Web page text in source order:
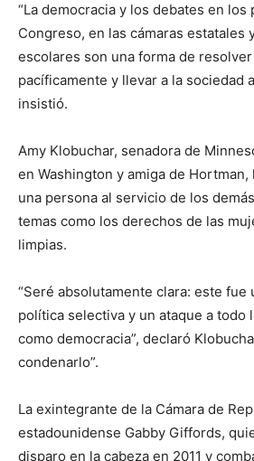
“La democracia y los debates en los
Congreso, en las cámaras estatales
escolares son una forma de
pacíficamente y llevar a la sociedad
insistió.
Amy Klobuchar, senadora de
en Washington y amiga de
una persona al servicio de los
temas como los derechos de las
limpias.
“Seré absolutamente clara: este fue
política selectiva y un ataque a todo
como democracia”, declaró
condenarlo”.
La exintegrante de la Cámara de
estadounidense Gabby Giffords,
disparo en la cabeza en 2011 y